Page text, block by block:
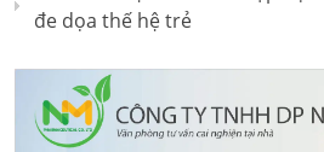
đe dọa thế hệ trẻ